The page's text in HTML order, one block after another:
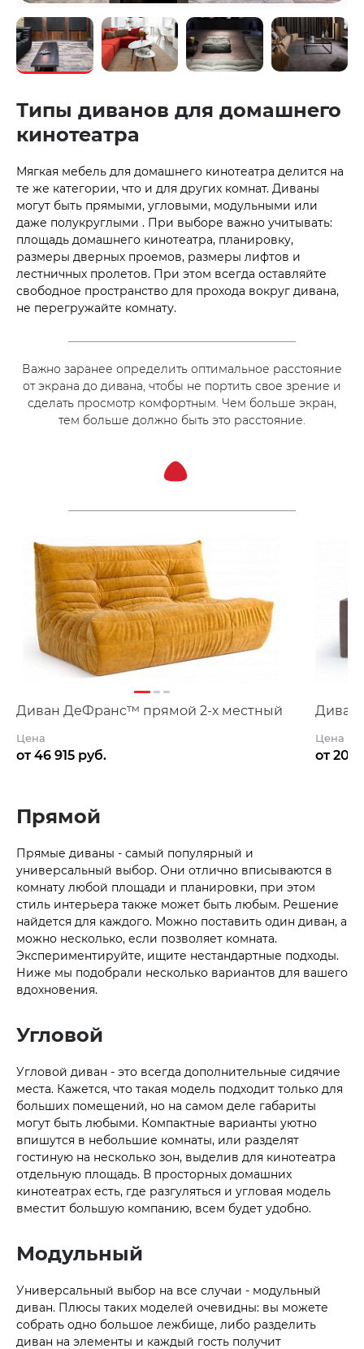
Типы диванов для домашнего
кинотеатра
Мягкая мебель для домашнего кинотеатра делится на
те же категории, что и для других комнат. Диваны
могут быть прямыми, угловыми, модульными или
даже полукруглыми . При выборе важно учитывать:
площадь домашнего кинотеатра, планировку,
размеры дверных проемов, размеры лифтов и
лестничных пролетов. При этом всегда оставляйте
свободное пространство для прохода вокруг дивана,
не перегружайте комнату.
Важно заранее определить оптимальное расстояние
от экрана до дивана, чтобы не портить свое зрение и
сделать просмотр комфортным. Чем больше экран,
тем больше должно быть это расстояние.
Диван ДеФранс™️ прямой 2-х местный
Цена
от 46 915 руб.
Диван
Цена
от 201
Прямой
Прямые диваны - самый популярный и
универсальный выбор. Они отлично вписываются в
комнату любой площади и планировки, при этом
стиль интерьера также может быть любым. Решение
найдется для каждого. Можно поставить один диван, а
можно несколько, если позволяет комната.
Экспериментируйте, ищите нестандартные подходы.
Ниже мы подобрали несколько вариантов для вашего
вдохновения.
Угловой
Угловой диван - это всегда дополнительные сидячие
места. Кажется, что такая модель подходит только для
больших помещений, но на самом деле габариты
могут быть любыми. Компактные варианты уютно
впишутся в небольшие комнаты, или разделят
гостиную на несколько зон, выделив для кинотеатра
отдельную площадь. В просторных домашних
кинотеатрах есть, где разгуляться и угловая модель
вместит большую компанию, всем будет удобно.
Модульный
Универсальный выбор на все случаи - модульный
диван. Плюсы таких моделей очевидны: вы можете
собрать одно большое лежбище, либо разделить
диван на элементы и каждый гость получит